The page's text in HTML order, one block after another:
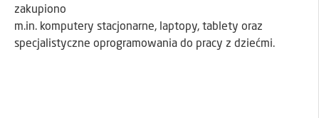
zakupiono
m.in. komputery stacjonarne, laptopy, tablety oraz
specjalistyczne oprogramowania do pracy z dziećmi.